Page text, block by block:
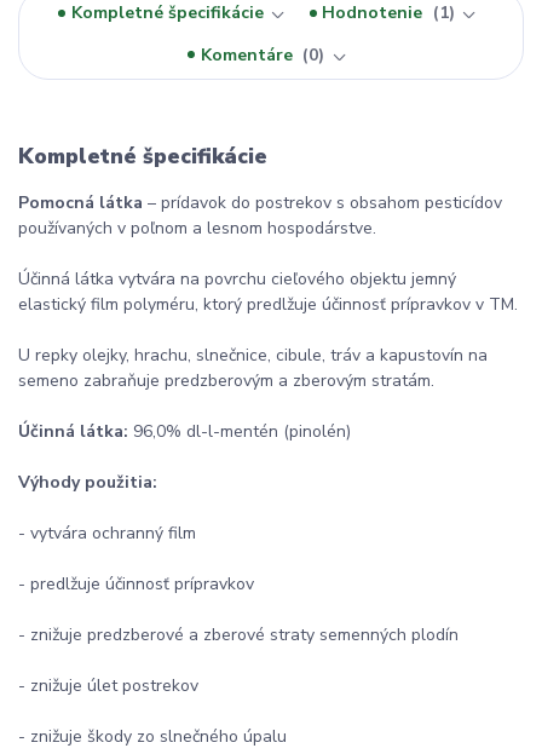
Kompletné špecifikácie Hodnotenie
1
Komentáre
0
Kompletné špecifikácie
Pomocná látka – prídavok do postrekov s obsahom pesticídov
používaných v poľnom a lesnom hospodárstve.
Účinná látka vytvára na povrchu cieľového objektu jemný
elastický film polyméru, ktorý predlžuje účinnosť prípravkov v TM.
U repky olejky, hrachu, slnečnice, cibule, tráv a kapustovín na
semeno zabraňuje predzberovým a zberovým stratám.
Účinná látka: 96,0% dl-l-mentén (pinolén)
Výhody použitia:
- vytvára ochranný film
- predlžuje účinnosť prípravkov
- znižuje predzberové a zberové straty semenných plodín
- znižuje úlet postrekov
- znižuje škody zo slnečného úpalu